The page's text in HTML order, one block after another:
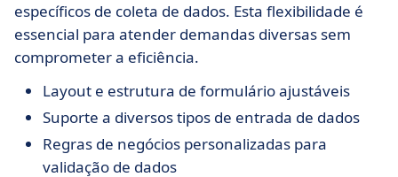
específicos de coleta de dados. Esta flexibilidade é
essencial para atender demandas diversas sem
comprometer a eficiência.
Layout e estrutura de formulário ajustáveis
Suporte a diversos tipos de entrada de dados
Regras de negócios personalizadas para
validação de dados